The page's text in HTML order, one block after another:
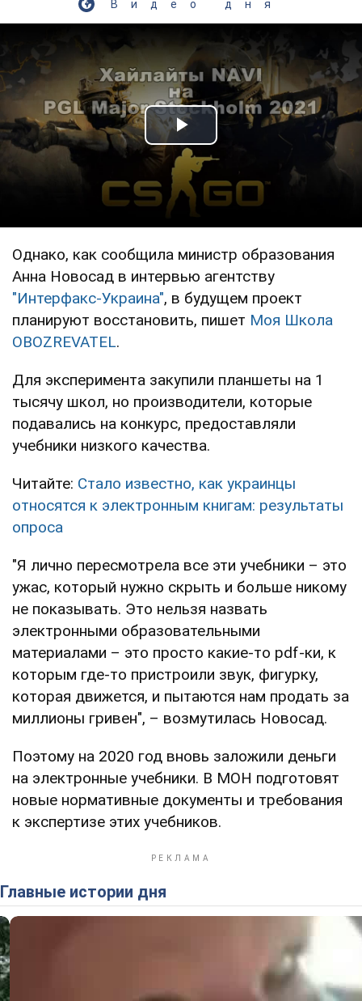
Видео дня
Play Video
Однако, как сообщила министр образования
Анна Новосад в интервью агентству
"Интерфакс-Украина", в будущем проект
планируют восстановить, пишет Моя Школа
OBOZREVATEL.
Для эксперимента закупили планшеты на 1
тысячу школ, но производители, которые
подавались на конкурс, предоставляли
учебники низкого качества.
Читайте: Стало известно, как украинцы
относятся к электронным книгам: результаты
опроса
"Я лично пересмотрела все эти учебники – это
ужас, который нужно скрыть и больше никому
не показывать. Это нельзя назвать
электронными образовательными
материалами – это просто какие-то pdf-ки, к
которым где-то пристроили звук, фигурку,
которая движется, и пытаются нам продать за
миллионы гривен", – возмутилась Новосад.
Поэтому на 2020 год вновь заложили деньги
на электронные учебники. В МОН подготовят
новые нормативные документы и требования
к экспертизе этих учебников.
Главные истории дня